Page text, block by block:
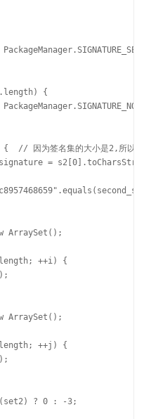
{
// 因为签名集的大小是2,所以可
=
ArraySet();
++i) {
ArraySet();
++j) {
? 0 : -3;